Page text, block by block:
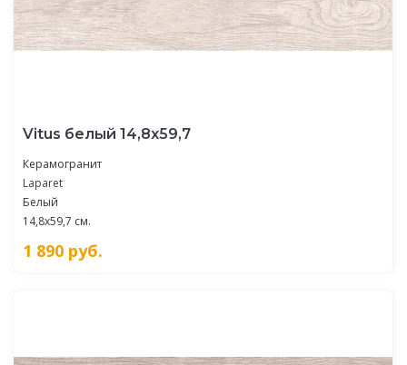
Vitus белый 14,8х59,7
Керамогранит
Laparet
Белый
14,8x59,7 см.
1 890 руб.